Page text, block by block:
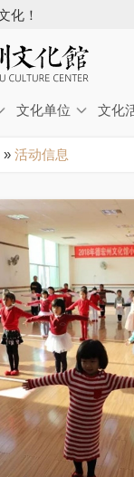
化！
文化单位 文化
» 活动信息